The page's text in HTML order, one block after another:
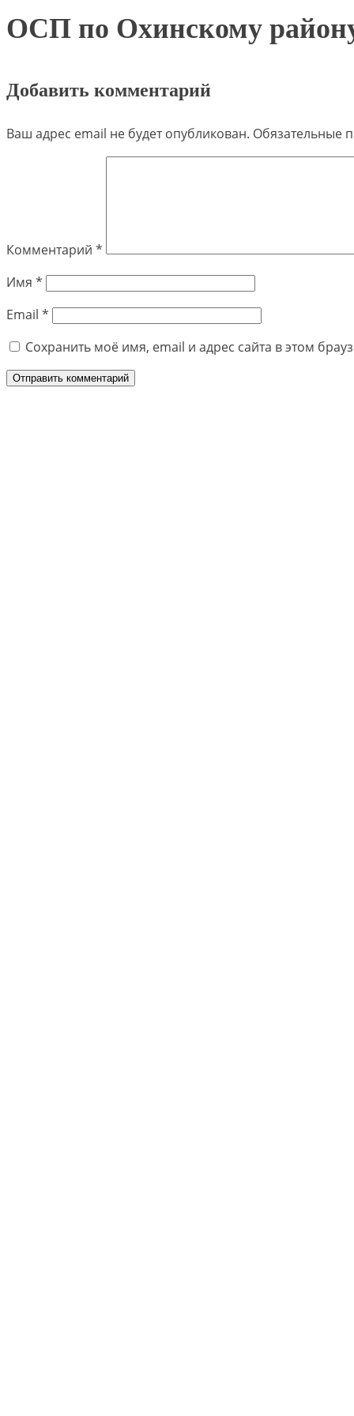
ОСП по Охинскому
Добавить комментарий
Ваш адрес email не будет опубликован. Обязательные
Комментарий *
Имя *
Email *
Сохранить моё имя, email и адрес сайта в этом